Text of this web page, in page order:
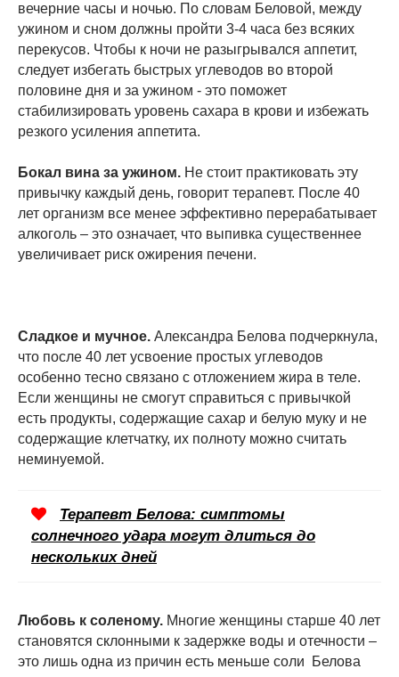
вечерние часы и ночью. По словам Беловой, между
ужином и сном должны пройти 3-4 часа без всяких
перекусов. Чтобы к ночи не разыгрывался аппетит,
следует избегать быстрых углеводов во второй
половине дня и за ужином - это поможет
стабилизировать уровень сахара в крови и избежать
резкого усиления аппетита.
Бокал вина за ужином. Не стоит практиковать эту
привычку каждый день, говорит терапевт. После 40
лет организм все менее эффективно перерабатывает
алкоголь – это означает, что выпивка существеннее
увеличивает риск ожирения печени.
Сладкое и мучное. Александра Белова подчеркнула,
что после 40 лет усвоение простых углеводов
особенно тесно связано с отложением жира в теле.
Если женщины не смогут справиться с привычкой
есть продукты, содержащие сахар и белую муку и не
содержащие клетчатку, их полноту можно считать
неминуемой.
Терапевт Белова: симптомы
солнечного удара могут длиться до
нескольких дней
Любовь к соленому. Многие женщины старше 40 лет
становятся склонными к задержке воды и отечности –
это лишь одна из причин есть меньше соли Белова